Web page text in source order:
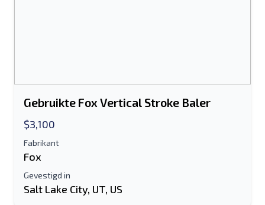
Gebruikte Fox Vertical Stroke Baler
$3,100
Fabrikant
Fox
Gevestigd in
Salt Lake City, UT, US